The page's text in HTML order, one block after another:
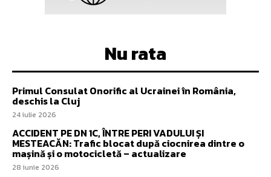
Nu rata
Primul Consulat Onorific al Ucrainei în România,
deschis la Cluj
24 iulie 2026
ACCIDENT PE DN 1C, ÎNTRE PERI VADULUI ȘI
MESTEACĂN: Trafic blocat după ciocnirea dintre o
mașină și o motocicletă – actualizare
28 iunie 2026